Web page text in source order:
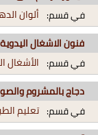
في قسم: ألوان
فنون الاشغال
في قسم: الأشغال
دجاج بالمشروم
في قسم: تعليم